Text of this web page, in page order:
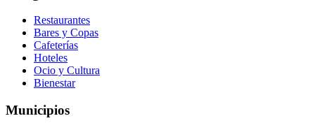
Restaurantes
Bares y Copas
Cafeterías
Hoteles
Ocio y Cultura
Bienestar
Municipios